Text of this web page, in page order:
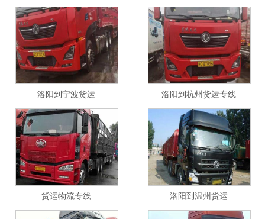
洛阳到宁波货运 洛阳到杭州货运专线
货运物流专线 洛阳到温州货运